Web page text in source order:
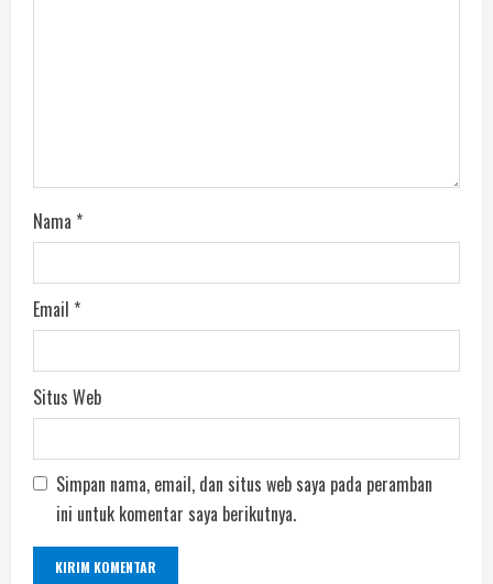
Nama *
Email *
Situs Web
Simpan nama, email, dan situs web saya pada peramban
ini untuk komentar saya berikutnya.